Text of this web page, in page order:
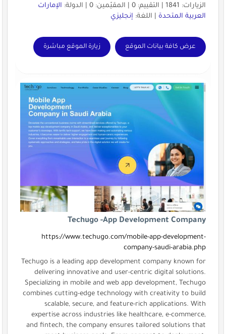
الزيارات: 1841 | التقييم: 0 | المقيّمين: 0 | الدولة:
الإمارات
العربية المتحدة| اللغة: إنجليزي
عرض كافة بيانات الموقع زيارة الموقع مباشرة
Techugo -App Development Company
https://www.techugo.com/mobile-app-development-
company-saudi-arabia.php
Techugo is a leading app development company known for
delivering innovative and user-centric digital solutions.
Specializing in mobile and web app development, Techugo
combines cutting-edge technology with creativity to build
scalable, secure, and feature-rich applications. With
expertise across industries like healthcare, e-commerce,
and fintech, the company ensures tailored solutions that